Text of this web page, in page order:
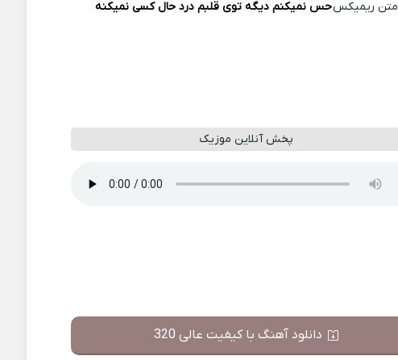
متن ریمیکسحس نمیکنم دیگه توی قلبم درد حال کسی نمیکنه
پخش آنلاین موزیک
دانلود آهنگ با کیفیت عالی 320